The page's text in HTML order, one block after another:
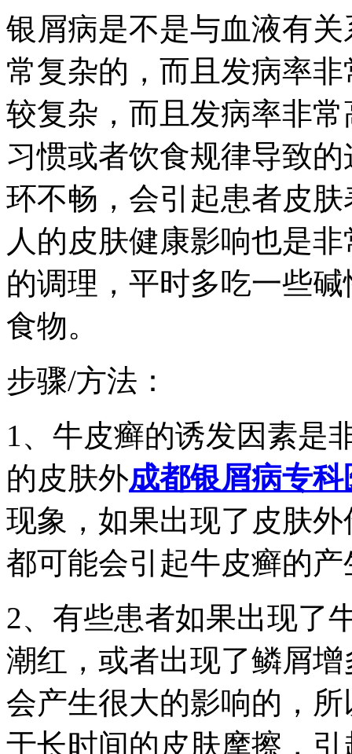
银屑病是不是与血液有
常复杂的，而且发病率
较复杂，而且发病率非
习惯或者饮食规律导致
环不畅，会引起患者皮
人的皮肤健康影响也是
的调理，平时多吃一些
食物。
步骤/方法：
1、牛皮癣的诱发因素是
的皮肤外成都银屑病专科
现象，如果出现了皮肤
都可能会引起牛皮癣的
2、有些患者如果出现了
潮红，或者出现了鳞屑
会产生很大的影响的，
于长时间的皮肤摩擦，